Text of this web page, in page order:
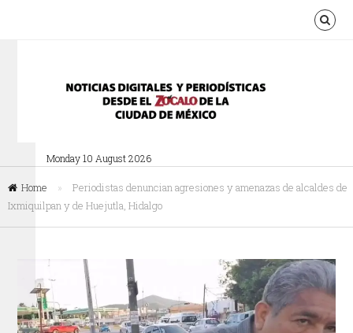
Monday 10 August 2026
Home »
Periodistas denuncian agresiones y amenazas de alcaldes de
Ixmiquilpan y de Huejutla, Hidalgo